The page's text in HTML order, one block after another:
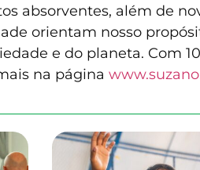
absorventes, além de
orientam nosso
e do planeta. Com
na página